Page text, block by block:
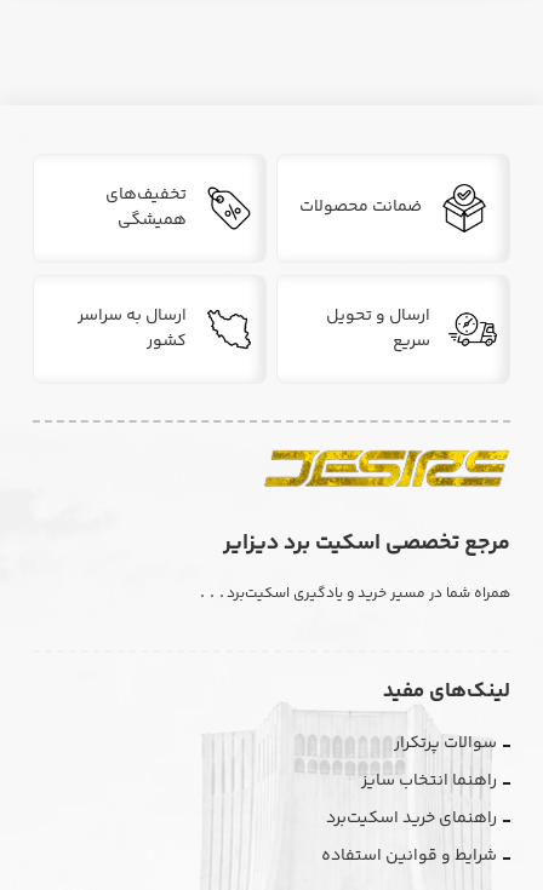
ضمانت محصولات
تخفیف‌های
همیشگی
ارسال و تحویل
سریع
ارسال به سراسر
کشور
مرجع تخصصی اسکیت برد دیزایر
همراه شما در مسیر خرید و یادگیری اسکیت‌برد. . .
لینک‌های مفید
سوالات پرتکرار
راهنما انتخاب سایز
راهنمای خرید اسکیت‌برد
شرایط و قوانین استفاده